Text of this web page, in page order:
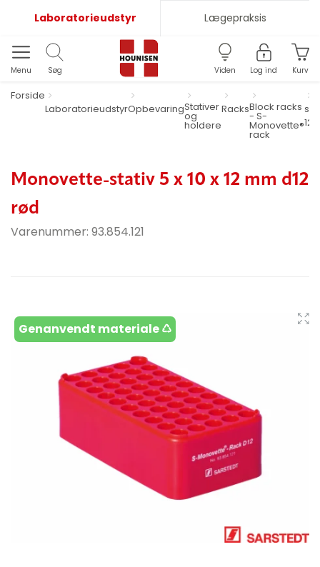
Laboratorieudstyr Lægepraksis
Menu Søg Viden Log ind Kurv
Forside
LaboratorieudstyrOpbevaringStativer
og
holdere
RacksBlock racks
- S-
Monovette®
rack
12
Monovette-stativ 5 x 10 x 12 mm d12
rød
Varenummer: 93.854.121
Genanvendt materiale ♺